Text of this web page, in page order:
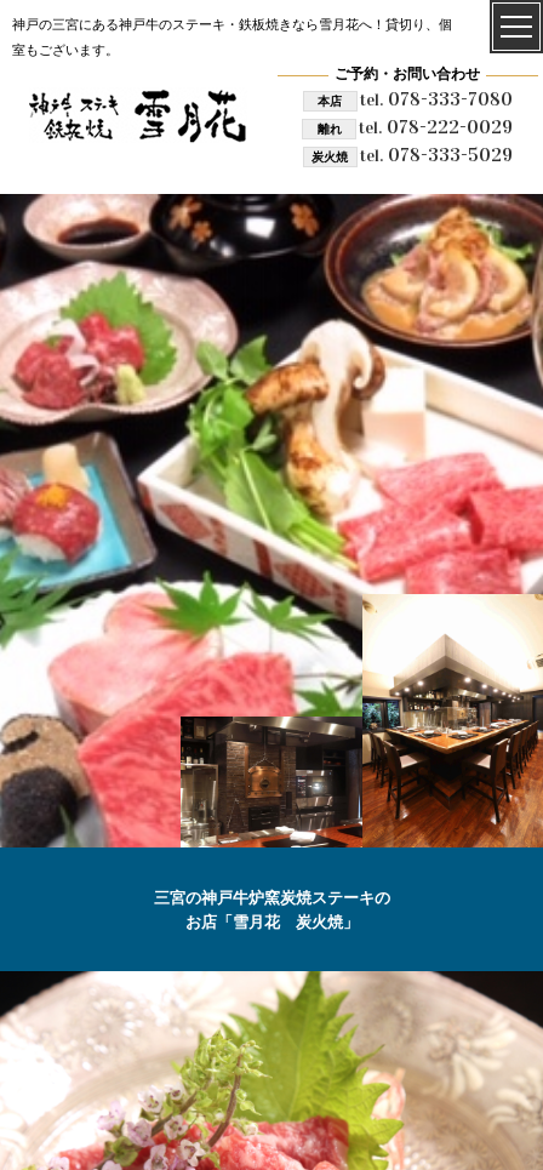
神戸の三宮にある神戸牛のステーキ・鉄板焼きなら雪月花へ！貸切り、個
室もございます。
ご予約・お問い合わせ
本店 tel.078-333-7080
離れ tel. 078-222-0029
炭火焼 tel.078-333-5029
雪月花 炭火焼
SETSUGEKKA
三宮の神戸牛炉窯炭焼ステーキの
お店「雪月花 炭火焼」
最高級の
神戸牛
ステーキ